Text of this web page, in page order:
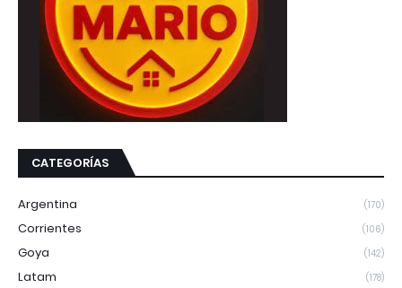
CATEGORÍAS
Argentina (170)
Corrientes (106)
Goya (142)
Latam (178)